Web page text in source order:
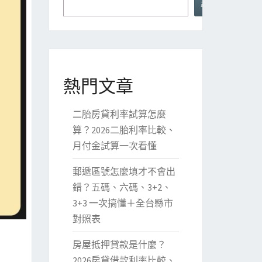
尋
熱門文章
二胎房貸利率試算怎麼
算？2026二胎利率比較、
月付金試算一次看懂
郵遞區號怎麼填才不會出
錯？五碼、六碼、3+2、
3+3 一次搞懂＋全台縣市
對照表
房屋抵押貸款是什麼？